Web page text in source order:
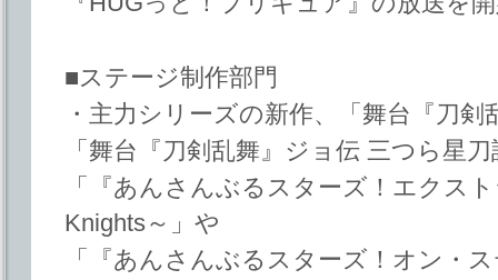
■ステージ制作部門
・主力シリーズの新作、「舞台『刀
「舞台『刀剣乱舞』ジョ伝 三つら星
「『あんさんぶるスターズ！エクス
Knights～」や
「『あんさんぶるスターズ！オン・